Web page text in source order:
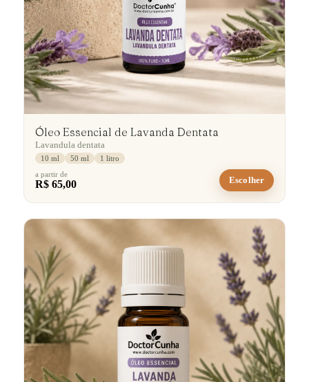
Óleo Essencial de Lavanda Dentata
Lavandula dentata
10 ml 50 ml
1 litro
a partir de
R$ 65,00 Escolher